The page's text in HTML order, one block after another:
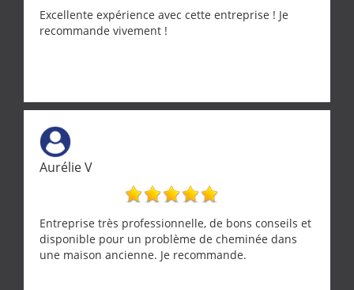
Excellente expérience avec cette entreprise ! Je
recommande vivement !
Aurélie V
Entreprise très professionnelle, de bons conseils et
disponible pour un problème de cheminée dans
une maison ancienne. Je recommande.